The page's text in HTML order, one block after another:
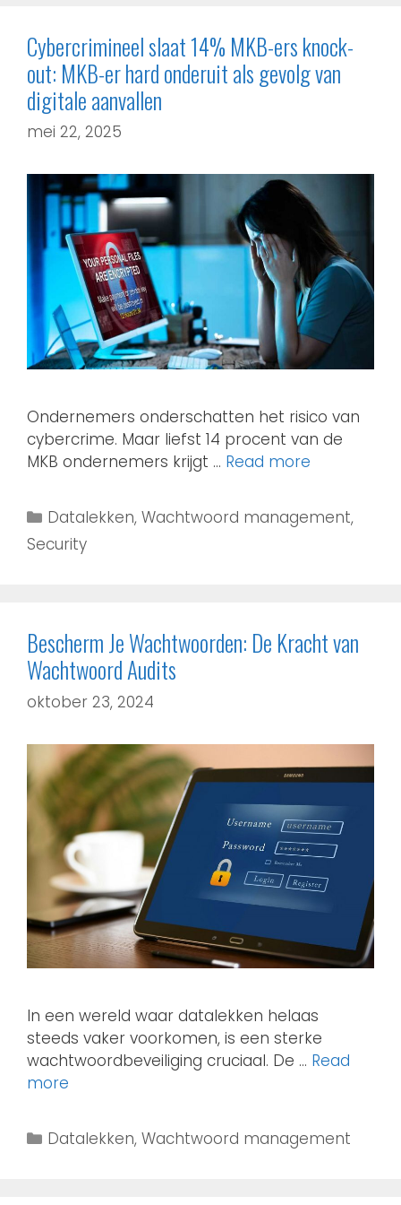
Cybercrimineel slaat 14% MKB-ers knock-
out: MKB-er hard onderuit als gevolg van
digitale aanvallen
mei 22, 2025
Ondernemers onderschatten het risico van
cybercrime. Maar liefst 14 procent van de
MKB ondernemers krijgt … Read more
Datalekken,Wachtwoord management,
Security
Bescherm Je Wachtwoorden: De Kracht van
Wachtwoord Audits
oktober 23, 2024
In een wereld waar datalekken helaas
steeds vaker voorkomen, is een sterke
wachtwoordbeveiliging cruciaal. De … Read
more
Datalekken,Wachtwoord management